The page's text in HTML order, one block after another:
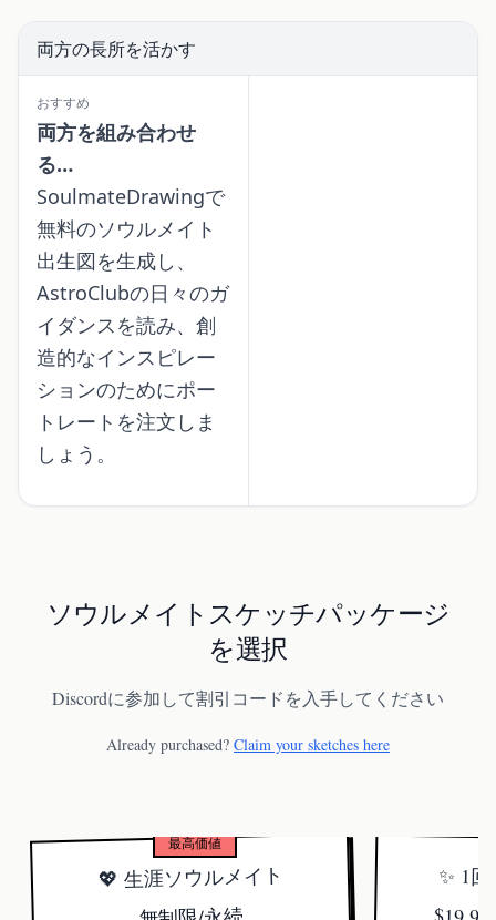
両方の長所を活かす
おすすめ
両方を組み合わせ
る…
SoulmateDrawingで
無料のソウルメイト
出生図を生成し、
AstroClubの日々のガ
イダンスを読み、創
造的なインスピレー
ションのためにポー
トレートを注文しま
しょう。
ソウルメイトスケッチパッケージ
を選択
Discordに参加して割引コードを入手してください
Already purchased? Claim your sketches here
最高価値
💖 生涯ソウルメイト ✨ 1